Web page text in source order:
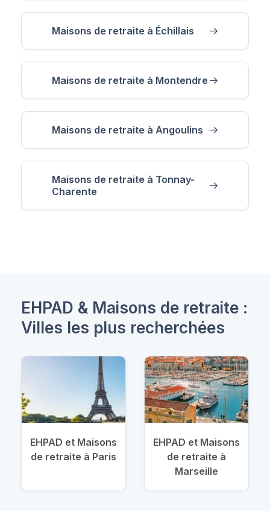
Maisons de retraite à Échillais
Maisons de retraite à Montendre
Maisons de retraite à Angoulins
Maisons de retraite à Tonnay-
Charente
EHPAD & Maisons de retraite :
Villes les plus recherchées
EHPAD et Maisons
de retraite à Paris
EHPAD et Maisons
de retraite à
Marseille